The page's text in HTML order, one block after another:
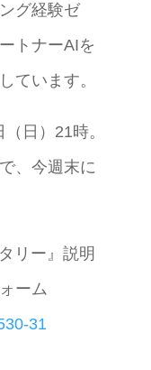
グ経験ゼ
トナーAIを
ています。
日）21時。
、今週末に
リー』説明
ーム
31